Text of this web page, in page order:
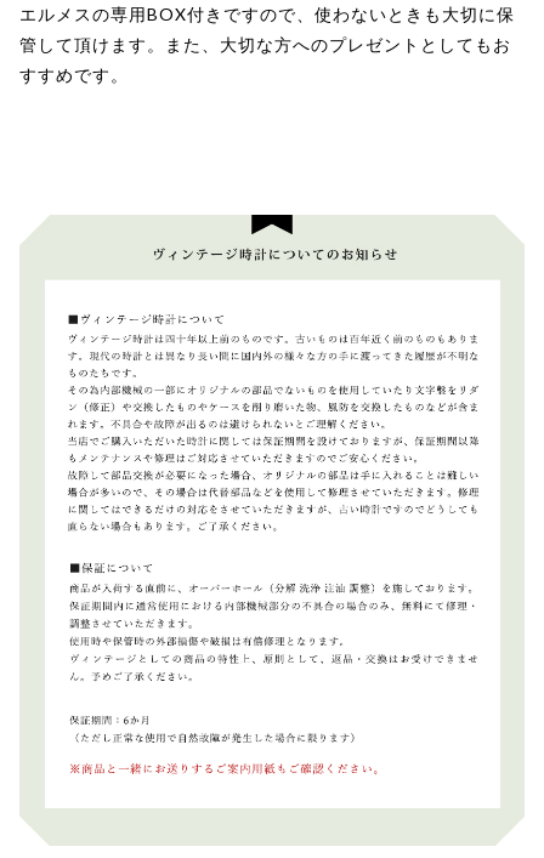
エルメスの専用BOX付きですので、使わないときも大切に保
管して頂けます。また、大切な方へのプレゼントとしてもお
すすめです。